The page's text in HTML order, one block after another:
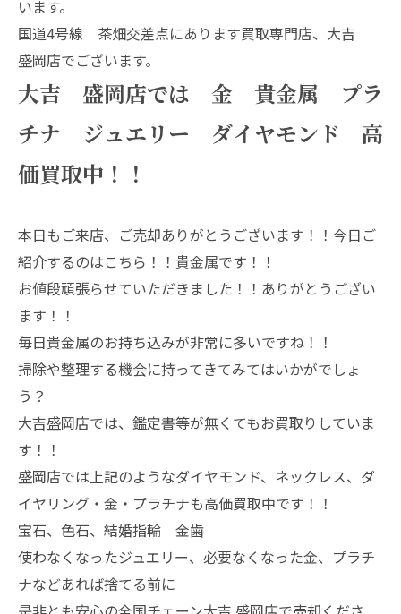
います。
国道4号線 茶畑交差点にあります買取専門店、大吉
盛岡店でございます。
大吉 盛岡店では 金 貴金属 プラ
チナ ジュエリー ダイヤモンド 高
価買取中！！
本日もご来店、ご売却ありがとうございます！！今日ご
紹介するのはこちら！！貴金属です！！
お値段頑張らせていただきました！！ありがとうござい
ます！！
毎日貴金属のお持ち込みが非常に多いですね！！
掃除や整理する機会に持ってきてみてはいかがでしょ
う？
大吉盛岡店では、鑑定書等が無くてもお買取りしていま
す！！
盛岡店では上記のようなダイヤモンド、ネックレス、ダ
イヤリング・金・プラチナも高価買取中です！！
宝石、色石、結婚指輪 金歯
使わなくなったジュエリー、必要なくなった金、プラチ
ナなどあれば捨てる前に